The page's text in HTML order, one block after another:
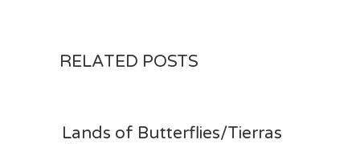
RELATED POSTS
Lands of Butterflies/Tierras